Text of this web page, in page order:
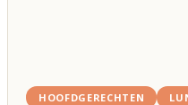
HOOFDGERECHTEN